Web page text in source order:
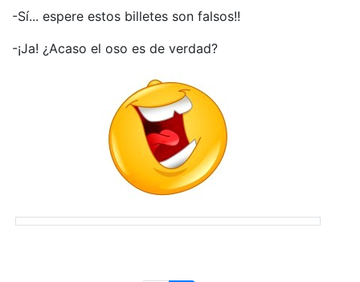
-Sí... espere estos billetes son falsos!!
-¡Ja! ¿Acaso el oso es de verdad?